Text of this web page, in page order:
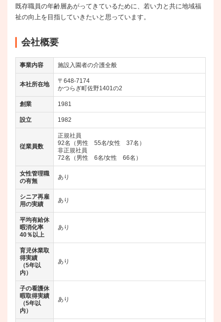
既存職員の年齢層あがってきているために、若い力と共に地域福
祉の向上を目指していきたいと思っています。
会社概要
事業内容 施設入園者の介護全般
本社所在地
〒648-7174
かつらぎ町佐野1401の2
創業 1981
設立 1982
従業員数
正規社員
92名（男性 55名/女性 37名）
非正規社員
72名（男性 6名/女性 66名）
女性管理職
の有無
あり
シニア再雇
用の実績
あり
平均有給休
暇消化率
40％以上
あり
育児休業取
得実績
（5年以
内）
あり
子の看護休
暇取得実績
（5年以
内）
あり